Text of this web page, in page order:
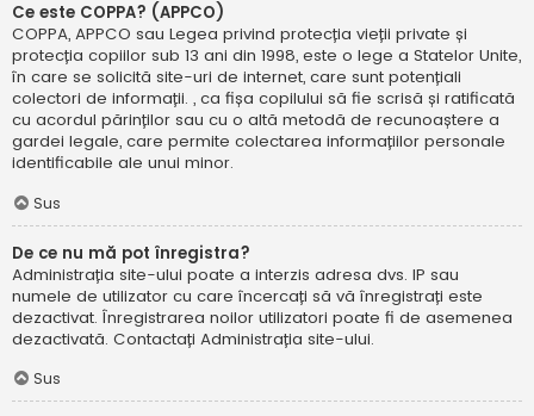
Ce este COPPA? (APPCO)
COPPA, APPCO sau Legea privind protecția vieții private și
protecția copiilor sub 13 ani din 1998, este o lege a Statelor Unite,
în care se solicită site-uri de internet, care sunt potențiali
colectori de informații. , ca fișa copilului să fie scrisă și ratificată
cu acordul părinților sau cu o altă metodă de recunoaștere a
gardei legale, care permite colectarea informațiilor personale
identificabile ale unui minor.
Sus
De ce nu mă pot înregistra?
Administrația site-ului poate a interzis adresa dvs. IP sau
numele de utilizator cu care încercați să vă înregistrați este
dezactivat. Înregistrarea noilor utilizatori poate fi de asemenea
dezactivată. Contactați Administrația site-ului.
Sus